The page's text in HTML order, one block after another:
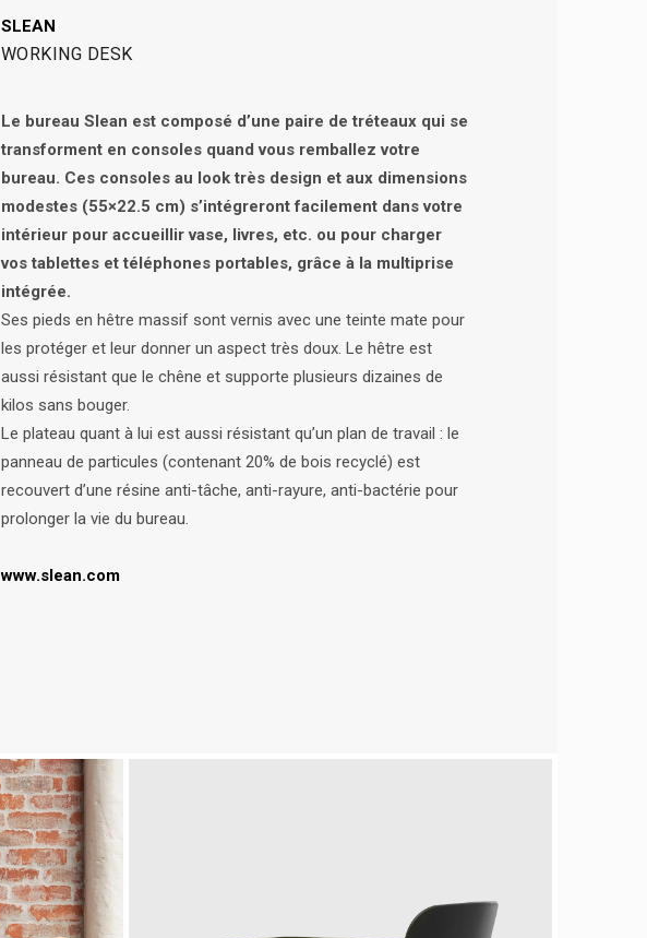
SLEAN
WORKING DESK
Le bureau Slean est composé d’une paire de tréteaux qui se
transforment en consoles quand vous remballez votre
bureau. Ces consoles au look très design et aux dimensions
modestes (55×22.5 cm) s’intégreront facilement dans votre
intérieur pour accueillir vase, livres, etc. ou pour charger
vos tablettes et téléphones portables, grâce à la multiprise
intégrée.
Ses pieds en hêtre massif sont vernis avec une teinte mate pour
les protéger et leur donner un aspect très doux. Le hêtre est
aussi résistant que le chêne et supporte plusieurs dizaines de
kilos sans bouger.
Le plateau quant à lui est aussi résistant qu’un plan de travail : le
panneau de particules (contenant 20% de bois recyclé) est
recouvert d’une résine anti-tâche, anti-rayure, anti-bactérie pour
prolonger la vie du bureau.
www.slean.com